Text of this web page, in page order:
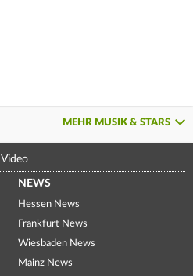
MEHR MUSIK & STARS
Video
NEWS
Hessen News
Frankfurt News
Wiesbaden News
Mainz News